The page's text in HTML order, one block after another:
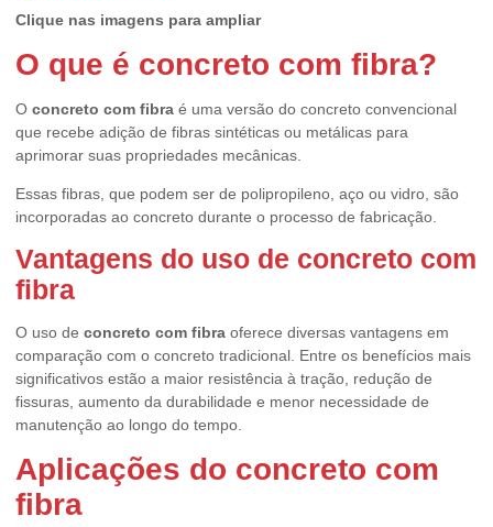
Clique nas imagens para ampliar
O que é concreto com fibra?
O concreto com fibra é uma versão do concreto convencional
que recebe adição de fibras sintéticas ou metálicas para
aprimorar suas propriedades mecânicas.
Essas fibras, que podem ser de polipropileno, aço ou vidro, são
incorporadas ao concreto durante o processo de fabricação.
Vantagens do uso de concreto com
fibra
O uso de concreto com fibra oferece diversas vantagens em
comparação com o concreto tradicional. Entre os benefícios mais
significativos estão a maior resistência à tração, redução de
fissuras, aumento da durabilidade e menor necessidade de
manutenção ao longo do tempo.
Aplicações do concreto com
fibra